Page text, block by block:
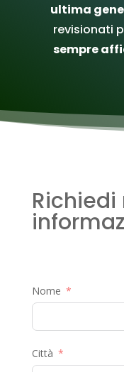
ultima
revisionati
sempre
Nome
Città